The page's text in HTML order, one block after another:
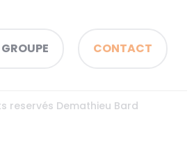
GROUPE CONTACT
reservés Demathieu Bard